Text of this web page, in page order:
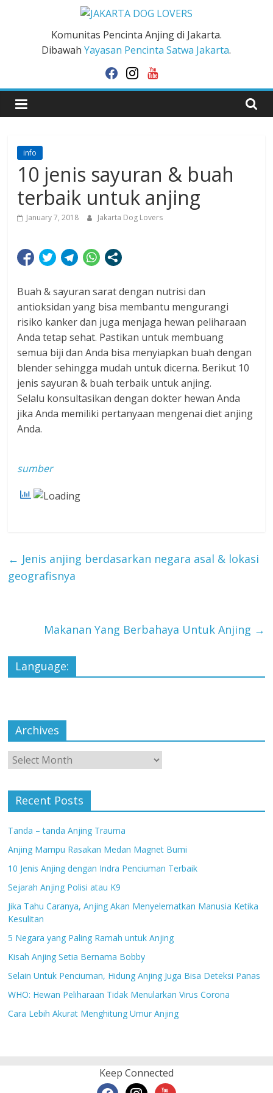
JAKARTA
LOVERS
Komunitas Pencinta Anjing di Jakarta.
DibawahYayasan Pencinta Satwa Jakarta.
facebookinstagram
youtube
info
10 jenis sayuran & buah
terbaik untuk anjing
January 7, 2018 Jakarta Dog Lovers
Buah & sayuran sarat dengan nutrisi dan
antioksidan yang bisa membantu mengurangi
risiko kanker dan juga menjaga hewan peliharaan
Anda tetap sehat. Pastikan untuk membuang
semua biji dan Anda bisa menyiapkan buah dengan
blender sehingga mudah untuk dicerna. Berikut 10
jenis sayuran & buah terbaik untuk anjing.
Selalu konsultasikan dengan dokter hewan Anda
jika Anda memiliki pertanyaan mengenai diet anjing
Anda.
sumber
← Jenis anjing berdasarkan negara asal & lokasi
geografisnya
Makanan Yang Berbahaya Untuk Anjing →
Language:
Archives
Archives
Recent Posts
Tanda – tanda Anjing Trauma
Anjing Mampu Rasakan Medan Magnet Bumi
10 Jenis Anjing dengan Indra Penciuman Terbaik
Sejarah Anjing Polisi atau K9
Jika Tahu Caranya, Anjing Akan Menyelematkan Manusia Ketika
Kesulitan
5 Negara yang Paling Ramah untuk Anjing
Kisah Anjing Setia Bernama Bobby
Selain Untuk Penciuman, Hidung Anjing Juga Bisa Deteksi Panas
WHO: Hewan Peliharaan Tidak Menularkan Virus Corona
Cara Lebih Akurat Menghitung Umur Anjing
Keep Connected
facebookinstagram
youtube